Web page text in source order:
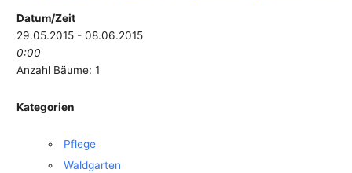
Datum/Zeit
29.05.2015 - 08.06.2015
0:00
Anzahl Bäume: 1
Kategorien
Pflege
Waldgarten